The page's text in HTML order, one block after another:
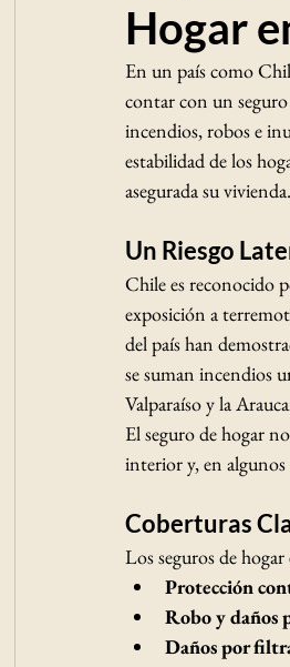
Hogar
En un país como
contar con un
incendios, robos e
estabilidad de los
asegurada su vivienda.
Un Riesgo
Chile es reconocido
exposición a
del país han
se suman incendios
Valparaíso y la
El seguro de hogar
interior y, en algunos
Coberturas
Los seguros de
Protección
Robo y daños
Daños por